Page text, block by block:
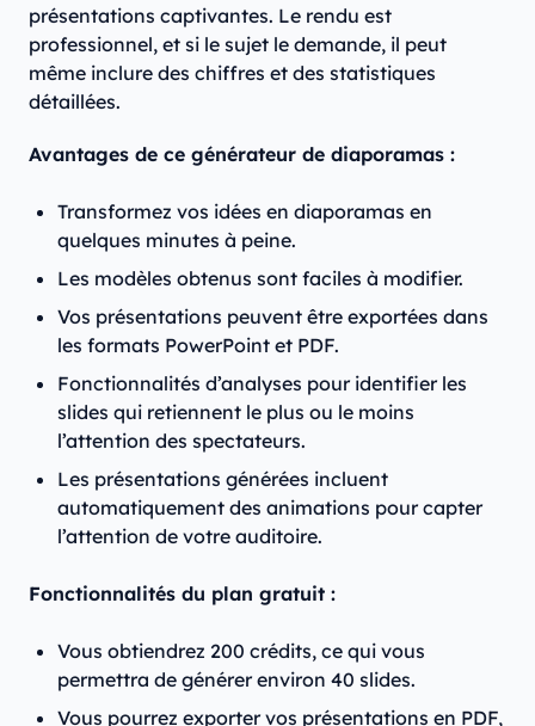
présentations captivantes. Le rendu est
professionnel, et si le sujet le demande, il peut
même inclure des chiffres et des statistiques
détaillées.
Avantages de ce générateur de diaporamas :
Transformez vos idées en diaporamas en
quelques minutes à peine.
Les modèles obtenus sont faciles à modifier.
Vos présentations peuvent être exportées dans
les formats PowerPoint et PDF.
Fonctionnalités d’analyses pour identifier les
slides qui retiennent le plus ou le moins
l’attention des spectateurs.
Les présentations générées incluent
automatiquement des animations pour capter
l’attention de votre auditoire.
Fonctionnalités du plan gratuit :
Vous obtiendrez 200 crédits, ce qui vous
permettra de générer environ 40 slides.
Vous pourrez exporter vos présentations en PDF,